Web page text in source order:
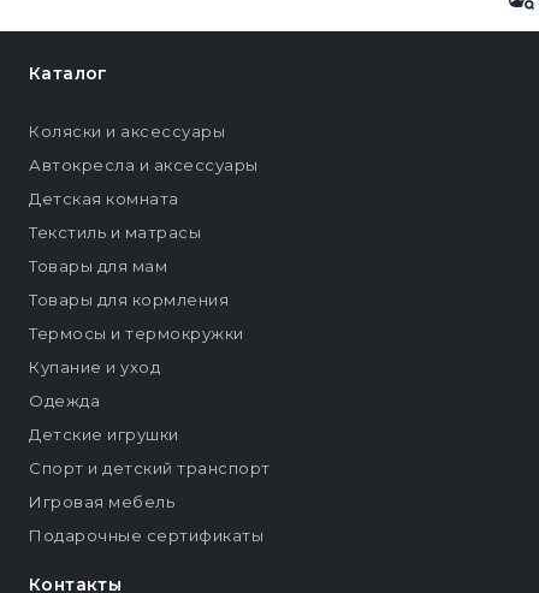
Контакты
Каталог
Коляски и аксессуары
Автокресла и аксессуары
Детская комната
Текстиль и матрасы
Товары для мам
Товары для кормления
Термосы и термокружки
Купание и уход
Одежда
Детские игрушки
Спорт и детский транспорт
Игровая мебель
Подарочные сертификаты